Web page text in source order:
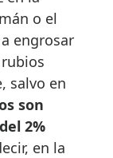
o el
engrosar
salvo en
son
2%
en la